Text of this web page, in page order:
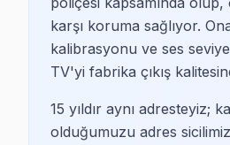
Beşiktaş'de TV Marka
Beşiktaş, Avrupa
Genç nüfus, teknolojiye
Beşiktaş Samsung TV
karşı koruma sağlıyor.
kalibrasyonu ve ses
TV'yi fabrika çıkış
15 yıldır aynı adresteyiz;
olduğumuzu adres